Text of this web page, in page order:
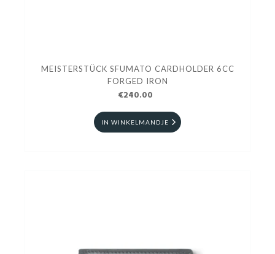
MEISTERSTÜCK SFUMATO CARDHOLDER 6CC
FORGED IRON
€240.00
IN WINKELMANDJE